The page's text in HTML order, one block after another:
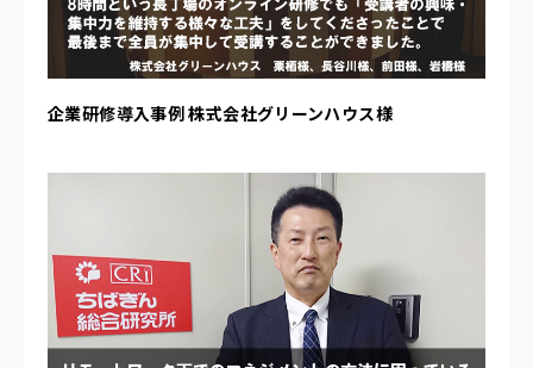
企業研修導入事例 株式会社グリーンハウス様